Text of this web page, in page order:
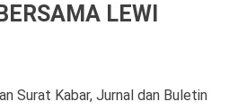
LEWI
Surat Kabar, Jurnal dan Buletin